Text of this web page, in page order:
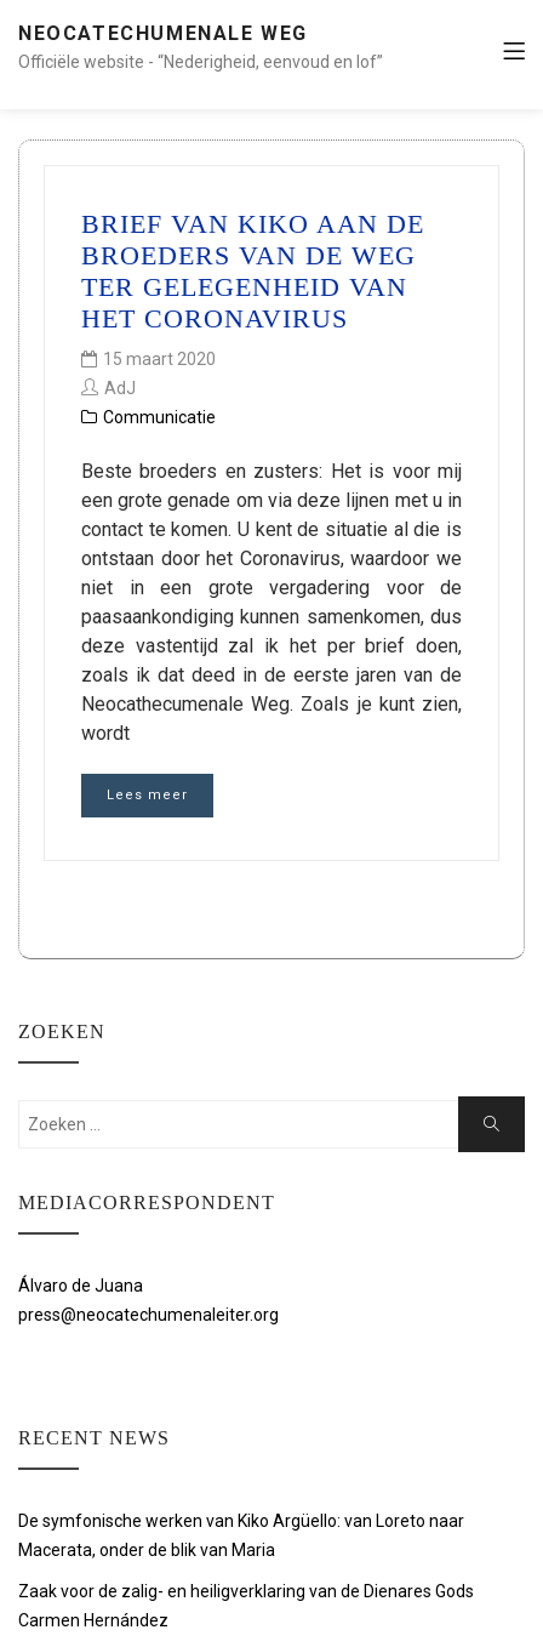
NEOCATECHUMENALE WEG
Officiële website - “Nederigheid, eenvoud en lof”
BRIEF VAN KIKO AAN DE
BROEDERS VAN DE WEG
TER GELEGENHEID VAN
HET CORONAVIRUS
15 maart 2020
AdJ
Communicatie
Beste broeders en zusters: Het is voor mij
een grote genade om via deze lijnen met u in
contact te komen. U kent de situatie al die is
ontstaan ​​door het Coronavirus, waardoor we
niet in een grote vergadering voor de
paasaankondiging kunnen samenkomen, dus
deze vastentijd zal ik het per brief doen,
zoals ik dat deed in de eerste jaren van de
Neocathecumenale Weg. Zoals je kunt zien,
wordt
Lees meer
ZOEKEN
Zoeken:
Zoeken
MEDIACORRESPONDENT
Álvaro de Juana
press@neocatechumenaleiter.org
RECENT NEWS
De symfonische werken van Kiko Argüello: van Loreto naar
Macerata, onder de blik van Maria
Zaak voor de zalig- en heiligverklaring van de Dienares Gods
Carmen Hernández